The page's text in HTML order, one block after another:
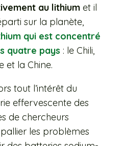
au lithium et il
sur la planète,
qui est concentré
quatre pays : le Chili,
et la Chine.
tout l’intérêt du
effervescente des
de chercheurs
les problèmes